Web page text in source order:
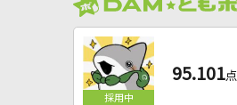
95.101点